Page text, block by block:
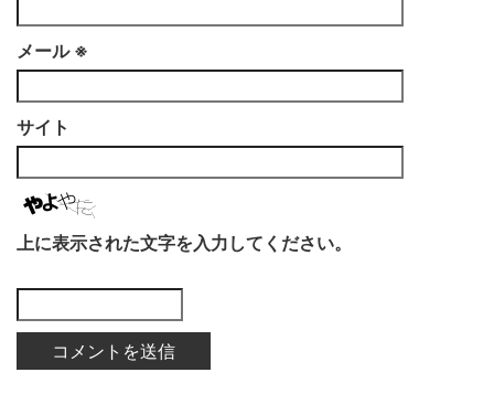
メール ※
サイト
上に表示された文字を入力してください。